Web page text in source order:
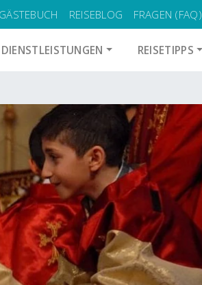
GÄSTEBUCH REISEBLOG FRAGEN (FAQ)
REISETIPPS